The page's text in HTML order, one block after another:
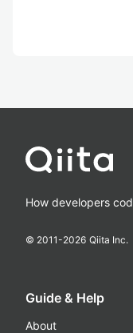
How developers
© 2011-2026 Qiita Inc.
Guide & Help
About